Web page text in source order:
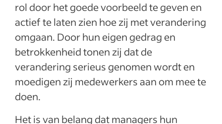
rol door het goede voorbeeld te geven en
actief te laten zien hoe zij met verandering
omgaan. Door hun eigen gedrag en
betrokkenheid tonen zij dat de
verandering serieus genomen wordt en
moedigen zij medewerkers aan om mee te
doen.
Het is van belang dat managers hun